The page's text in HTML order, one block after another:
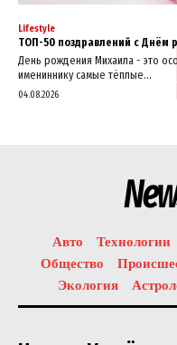
Lifestyle
ТОП-50 поздравлений с Днём
День рождения Михаила - это
имениннику самые тёплые...
04.08.2026
Авто Технологии
Общество
Экология